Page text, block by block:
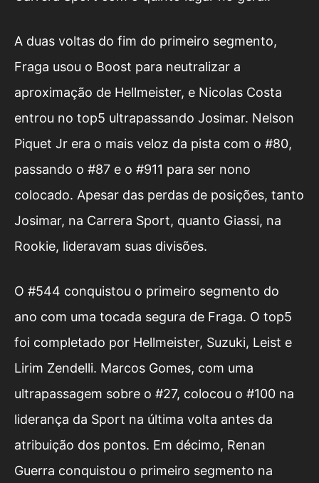
A duas voltas do fim do primeiro segmento,
Fraga usou o Boost para neutralizar a
aproximação de Hellmeister, e Nicolas Costa
entrou no top5 ultrapassando Josimar. Nelson
Piquet Jr era o mais veloz da pista com o #80,
passando o #87 e o #911 para ser nono
colocado. Apesar das perdas de posições, tanto
Josimar, na Carrera Sport, quanto Giassi, na
Rookie, lideravam suas divisões.
O #544 conquistou o primeiro segmento do
ano com uma tocada segura de Fraga. O top5
foi completado por Hellmeister, Suzuki, Leist e
Lirim Zendelli. Marcos Gomes, com uma
ultrapassagem sobre o #27, colocou o #100 na
liderança da Sport na última volta antes da
atribuição dos pontos. Em décimo, Renan
Guerra conquistou o primeiro segmento na